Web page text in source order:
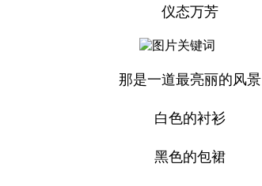
仪态万芳
那是一道最亮丽的风景
白色的衬衫
黑色的包裙